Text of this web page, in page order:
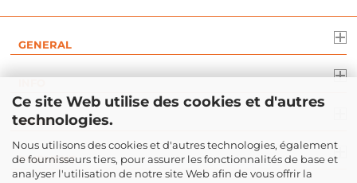
Ce site Web utilise des cookies et d'autres
technologies.
Nous utilisons des cookies et d'autres technologies, également
de fournisseurs tiers, pour assurer les fonctionnalités de base et
analyser l'utilisation de notre site Web afin de vous offrir la
GENERAL
DROIT
PAIEMENT